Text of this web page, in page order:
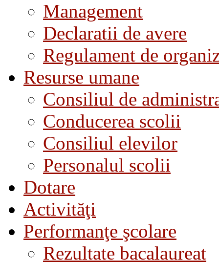
Management
Declaratii de avere
Regulament de
Resurse umane
Consiliul de
Conducerea scolii
Consiliul elevilor
Personalul scolii
Dotare
Activităţi
Performanţe şcolare
Rezultate bacalaureat